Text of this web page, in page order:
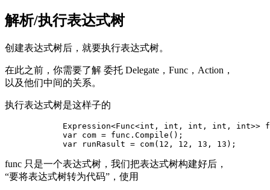
解析/执行表达式树
创建表达式树后，就要执行表达式树。
在此之前，你需要了解 委托 Delegate，Func，Action，
以及他们中间的关系。
执行表达式树是这样子的
Expression<Func<int, int, int, int, int>>
            var com = func.Compile();
            var runRasult = com(12, 12, 13, 13);
func 只是一个表达式树，我们把表达式树构建好后，
“要将表达式树转为代码”，使用